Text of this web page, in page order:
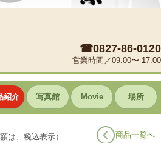
☎0827-86-0120
営業時間／09:00〜 17:00
紹介 写真館 Movie 場所
は、税込表示） 商品一覧へ